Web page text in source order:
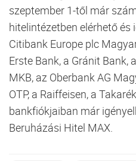
szeptember 1-től már
hitelintézetben elérhető és
Citibank Europe plc
Erste Bank, a Gránit Bank,
MKB, az Oberbank AG
OTP, a Raiffeisen, a
bankfiókjaiban már
Beruházási Hitel MAX.